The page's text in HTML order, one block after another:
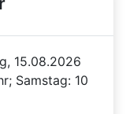
15.08.2026
Samstag: 10